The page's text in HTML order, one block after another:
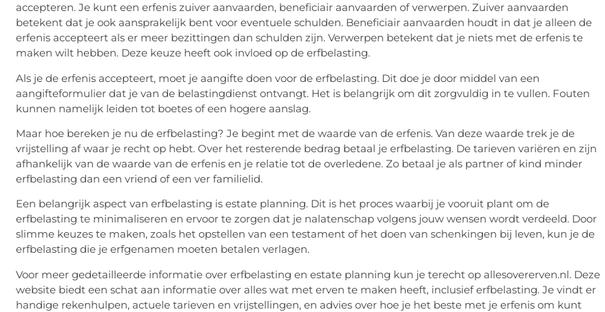
accepteren. Je kunt een erfenis zuiver aanvaarden, beneficiair aanvaarden of verwerpen. Zuiver aanvaarden
betekent dat je ook aansprakelijk bent voor eventuele schulden. Beneficiair aanvaarden houdt in dat je alleen de
erfenis accepteert als er meer bezittingen dan schulden zijn. Verwerpen betekent dat je niets met de erfenis te
maken wilt hebben. Deze keuze heeft ook invloed op de erfbelasting.
Als je de erfenis accepteert, moet je aangifte doen voor de erfbelasting. Dit doe je door middel van een
aangifteformulier dat je van de belastingdienst ontvangt. Het is belangrijk om dit zorgvuldig in te vullen. Fouten
kunnen namelijk leiden tot boetes of een hogere aanslag.
Maar hoe bereken je nu de erfbelasting? Je begint met de waarde van de erfenis. Van deze waarde trek je de
vrijstelling af waar je recht op hebt. Over het resterende bedrag betaal je erfbelasting. De tarieven variëren en zijn
afhankelijk van de waarde van de erfenis en je relatie tot de overledene. Zo betaal je als partner of kind minder
erfbelasting dan een vriend of een ver familielid.
Een belangrijk aspect van erfbelasting is estate planning. Dit is het proces waarbij je vooruit plant om de
erfbelasting te minimaliseren en ervoor te zorgen dat je nalatenschap volgens jouw wensen wordt verdeeld. Door
slimme keuzes te maken, zoals het opstellen van een testament of het doen van schenkingen bij leven, kun je de
erfbelasting die je erfgenamen moeten betalen verlagen.
Voor meer gedetailleerde informatie over erfbelasting en estate planning kun je terecht op allesovererven.nl. Deze
website biedt een schat aan informatie over alles wat met erven te maken heeft, inclusief erfbelasting. Je vindt er
handige rekenhulpen, actuele tarieven en vrijstellingen, en advies over hoe je het beste met je erfenis om kunt